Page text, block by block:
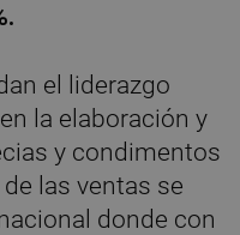
el liderazgo
la elaboración y
y condimentos
las ventas se
donde con